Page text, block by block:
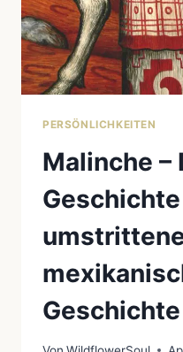
PERSÖNLICHKEITEN
Malinche –
Geschichte